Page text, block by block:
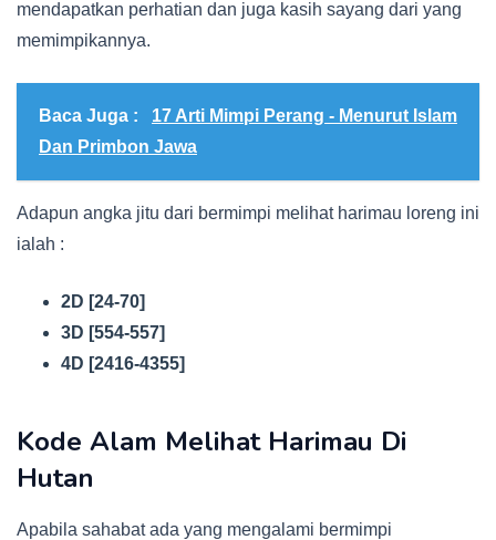
mendapatkan perhatian dan juga kasih sayang dari yang
memimpikannya.
Baca Juga :
17 Arti Mimpi Perang - Menurut Islam
Dan Primbon Jawa
Adapun angka jitu dari bermimpi melihat harimau loreng ini
ialah :
2D [24-70]
3D [554-557]
4D [2416-4355]
Kode Alam Melihat Harimau Di
Hutan
Apabila sahabat ada yang mengalami bermimpi